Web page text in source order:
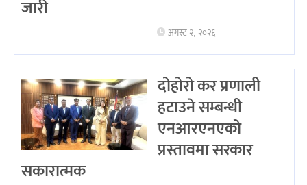
जारी
अगस्ट २, २०२६
दोहोरो कर प्रणाली
हटाउने सम्बन्धी
एनआरएनएको
प्रस्तावमा सरकार
सकारात्मक